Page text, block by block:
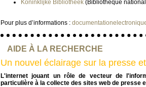
Koninklijke Bibliotheek (Bibliothèque
Pour plus d’informations :
AIDE À LA RECHERCHE
Un nouvel éclairage sur la presse
L'internet jouant un rôle de vecteur de
particulière à la collecte des sites web de presse